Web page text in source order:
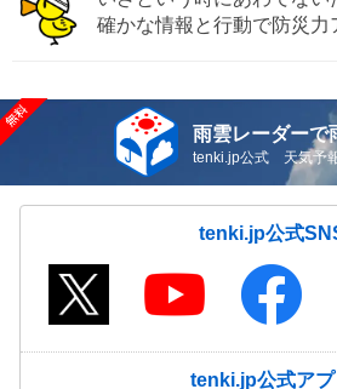
確かな情報と行動で防災力
雨雲レーダーで
tenki.jp公式 天気予
tenki.jp公式
tenki.jp公式アプ